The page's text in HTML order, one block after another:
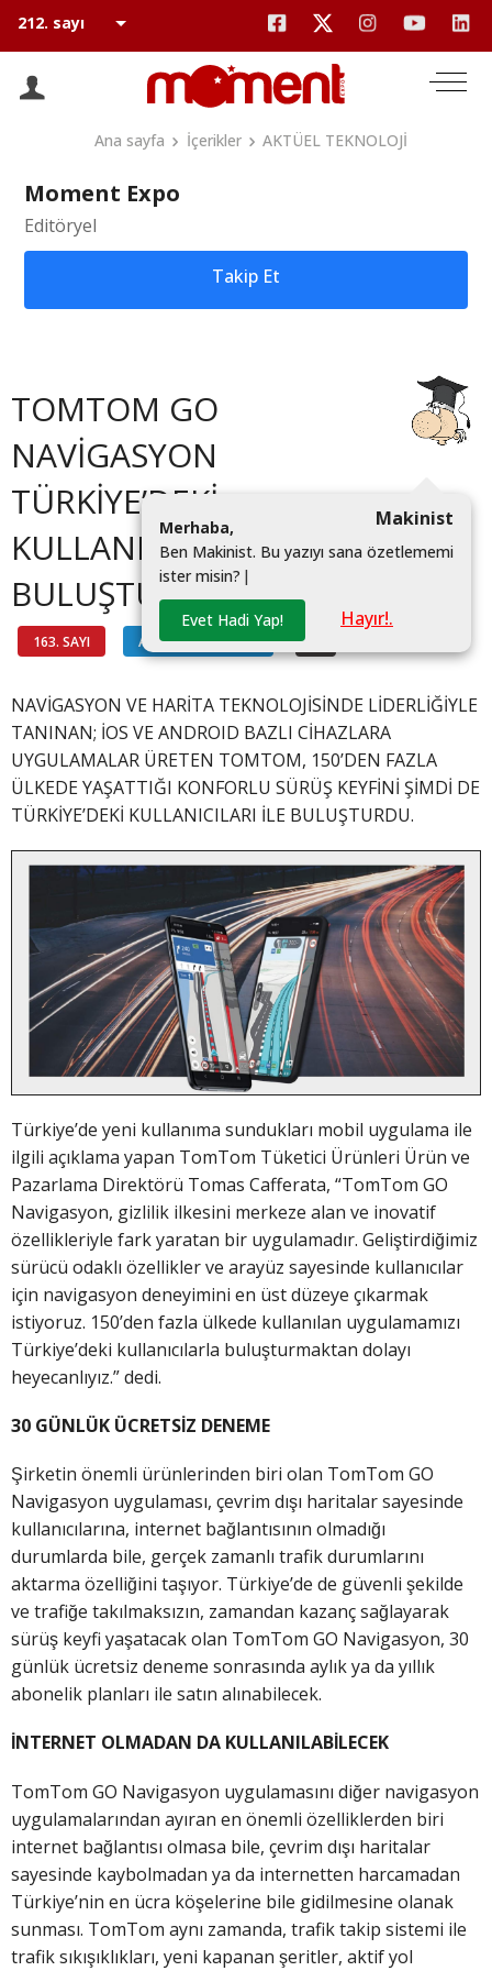
Ana sayfa İçerikler AKTÜEL TEKNOLOJİ
Moment Expo
Editöryel
Takip Et
TOMTOM GO
NAVİGASYON
TÜRKİYE’DEKİ
KULLANICILARLA
BULUŞTU
163. SAYI AKTÜEL TEKNOLOJİ
Makinist
Merhaba,
Ben Makinist. Bu yazıyı sana özetlememi
ister misin? |
Evet Hadi Yap! Hayır!.
NAVİGASYON VE HARİTA TEKNOLOJİSİNDE LİDERLİĞİYLE
TANINAN; İOS VE ANDROID BAZLI CİHAZLARA
UYGULAMALAR ÜRETEN TOMTOM, 150’DEN FAZLA
ÜLKEDE YAŞATTIĞI KONFORLU SÜRÜŞ KEYFİNİ ŞİMDİ DE
TÜRKİYE’DEKİ KULLANICILARI İLE BULUŞTURDU.
Türkiye’de yeni kullanıma sundukları mobil uygulama ile
ilgili açıklama yapan TomTom Tüketici Ürünleri Ürün ve
Pazarlama Direktörü Tomas Cafferata, “TomTom GO
Navigasyon, gizlilik ilkesini merkeze alan ve inovatif
özellikleriyle fark yaratan bir uygulamadır. Geliştirdiğimiz
sürücü odaklı özellikler ve arayüz sayesinde kullanıcılar
için navigasyon deneyimini en üst düzeye çıkarmak
istiyoruz. 150’den fazla ülkede kullanılan uygulamamızı
Türkiye’deki kullanıcılarla buluşturmaktan dolayı
heyecanlıyız.” dedi.
30 GÜNLÜK ÜCRETSİZ DENEME
Şirketin önemli ürünlerinden biri olan TomTom GO
Navigasyon uygulaması, çevrim dışı haritalar sayesinde
kullanıcılarına, internet bağlantısının olmadığı
durumlarda bile, gerçek zamanlı trafik durumlarını
aktarma özelliğini taşıyor. Türkiye’de de güvenli şekilde
ve trafiğe takılmaksızın, zamandan kazanç sağlayarak
sürüş keyfi yaşatacak olan TomTom GO Navigasyon, 30
günlük ücretsiz deneme sonrasında aylık ya da yıllık
abonelik planları ile satın alınabilecek.
İNTERNET OLMADAN DA KULLANILABİLECEK
TomTom GO Navigasyon uygulamasını diğer navigasyon
uygulamalarından ayıran en önemli özelliklerden biri
internet bağlantısı olmasa bile, çevrim dışı haritalar
sayesinde kaybolmadan ya da internetten harcamadan
Türkiye’nin en ücra köşelerine bile gidilmesine olanak
sunması. TomTom aynı zamanda, trafik takip sistemi ile
trafik sıkışıklıkları, yeni kapanan şeritler, aktif yol